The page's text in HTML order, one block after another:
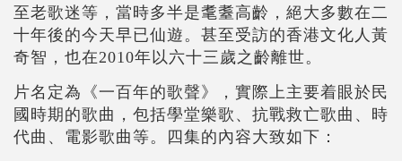
至老歌迷等，當時多半是耄耋高齡，絕大多數在二
十年後的今天早已仙遊。甚至受訪的香港文化人黃
奇智，也在2010年以六十三歲之齡離世。
片名定為《一百年的歌聲》，實際上主要着眼於民
國時期的歌曲，包括學堂樂歌、抗戰救亡歌曲、時
代曲、電影歌曲等。四集的內容大致如下：